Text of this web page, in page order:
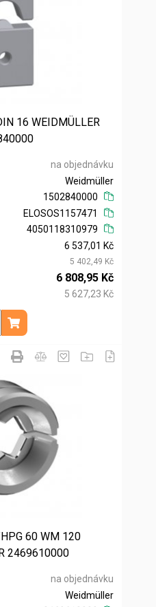
16 WEIDMÜLLER
na objednávku
Weidmüller
1502840000
ELOSOS1157471
4050118310979
6 537,01 Kč
5 402,49 Kč
6 808,95 Kč
5 627,23 Kč
ks
Přidat do košíku
60 WM 120
2469610000
na objednávku
Weidmüller